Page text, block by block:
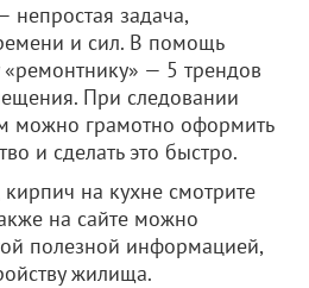
задача,
и сил. В помощь
— 5 трендов
При следовании
можно грамотно оформить
и сделать это быстро.
на кухне смотрите
на сайте можно
полезной информацией,
жилища.